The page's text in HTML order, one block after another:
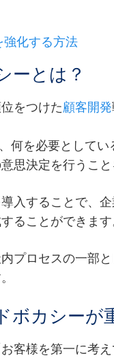
強化する方法
ーとは？
をつけた顧客開発
何を必要として
思決定を行うこと
入することで、
ることができます
プロセスの一部
ボカシーが
客様を第一に考